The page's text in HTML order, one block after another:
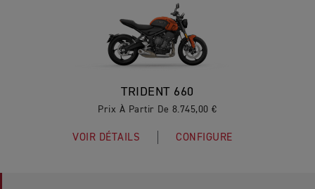
TRIDENT 660
Prix À Partir De 8.745,00 €
VOIR DÉTAILS CONFIGURE